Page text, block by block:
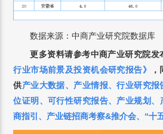
数据来源：中商产业研究院数据库
更多资料请参考中商产业研究院发
行业市场前景及投资机会研究报告》
，
供产业大数据、 产业情报、行业研究报
位证明 、可行性研究报告、 产业规划 、
商指引 、 产业链招商考察&推介会、 “十